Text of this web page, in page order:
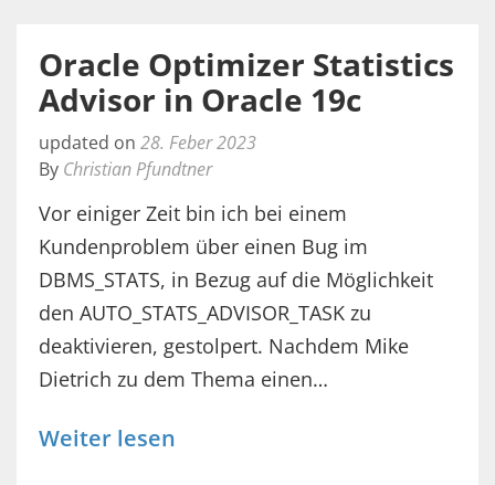
Oracle Optimizer Statistics
Advisor in Oracle 19c
updated on 28. Feber 2023
By Christian Pfundtner
Vor einiger Zeit bin ich bei einem
Kundenproblem über einen Bug im
DBMS_STATS, in Bezug auf die Möglichkeit
den AUTO_STATS_ADVISOR_TASK zu
deaktivieren, gestolpert. Nachdem Mike
Dietrich zu dem Thema einen…
Weiter lesen